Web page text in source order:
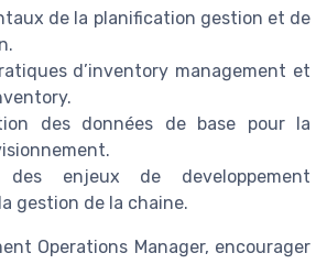
de la planification gestion et de
d’inventory management et
des données de base pour la
des enjeux de developpement
gestion de la chaine.
Operations Manager, encourager